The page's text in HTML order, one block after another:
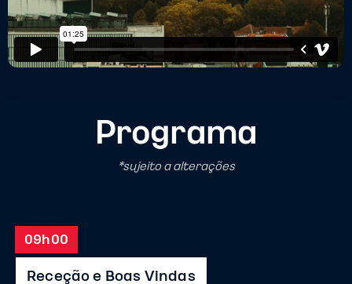
Programa
*sujeito a alterações
09h00
Receção e Boas Vindas